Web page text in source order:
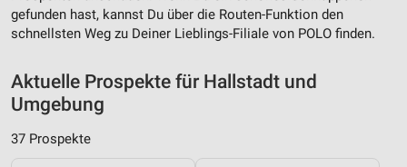
gefunden hast, kannst Du über die Routen-Funktion den
schnellsten Weg zu Deiner Lieblings-Filiale von POLO finden.
Aktuelle Prospekte für Hallstadt und
Umgebung
37 Prospekte